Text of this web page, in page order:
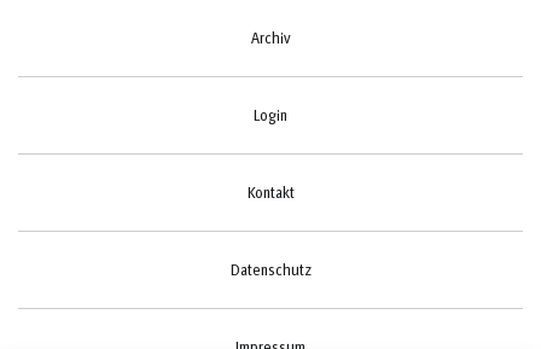
Archiv
Login
Kontakt
Datenschutz